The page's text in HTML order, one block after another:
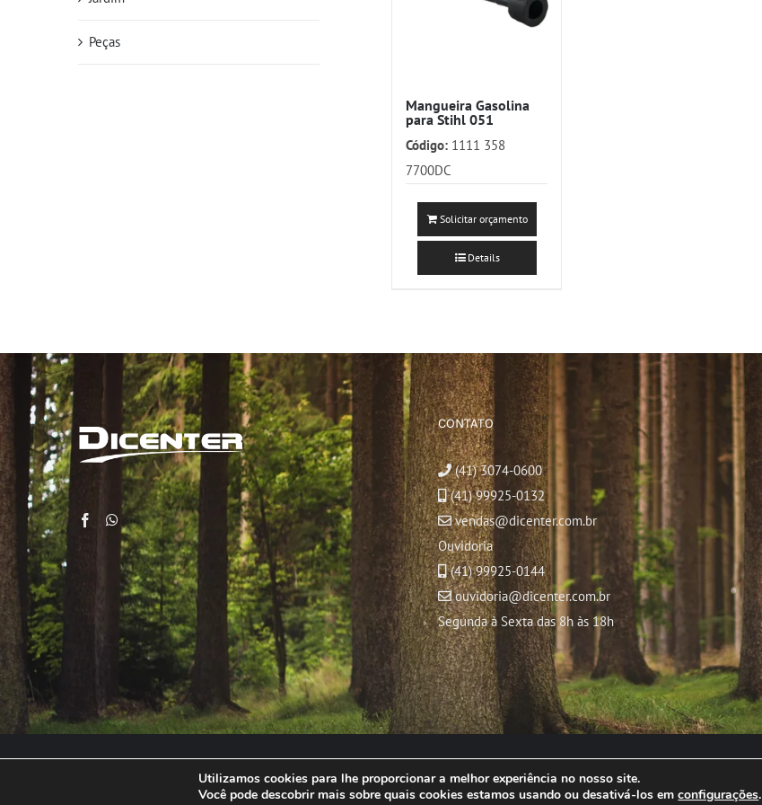
Mangueira Gasolina
para Stihl 051
Código: 1111 358
7700DC
Solicitar orçamento
Details
Peças
CONTATO
(41) 3074-0600
(41) 99925-0132
vendas@dicenter.com.br
Ouvidoria
(41) 99925-0144
ouvidoria@dicenter.com.br
Segunda à Sexta das 8h às 18h
© Copyright2026 | Todos os direitos reservados
Utilizamos cookies para lhe proporcionar a melhor experiência no nosso site.
Você pode descobrir mais sobre quais cookies estamos usando ou desativá-los emconfigurações.